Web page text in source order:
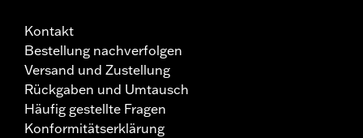
Kontakt
Bestellung nachverfolgen
Versand und Zustellung
Rückgaben und Umtausch
Häufig gestellte Fragen
Konformitätserklärung